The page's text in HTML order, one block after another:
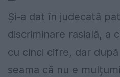
Și-a dat în judecată
discriminare rasială, a
cu cinci cifre, dar
seama că nu e